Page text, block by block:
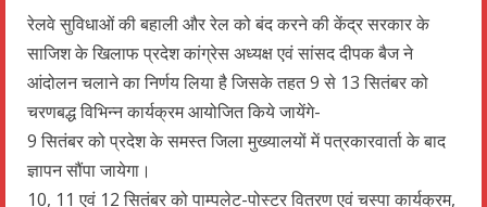
रेलवे सुविधाओं की बहाली और रेल को बंद करने की केंद्र सरकार के
साजिश के खिलाफ प्रदेश कांग्रेस अध्यक्ष एवं सांसद दीपक बैज ने
आंदोलन चलाने का निर्णय लिया है जिसके तहत 9 से 13 सितंबर को
चरणबद्ध विभिन्न कार्यक्रम आयोजित किये जायेंगे-
9 सितंबर को प्रदेश के समस्त जिला मुख्यालयों में पत्रकारवार्ता के बाद
ज्ञापन सौंपा जायेगा।
10, 11 एवं 12 सितंबर को पाम्पलेट-पोस्टर वितरण एवं चस्पा कार्यक्रम,